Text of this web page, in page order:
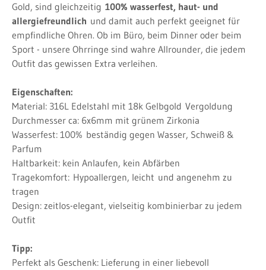
Gold, sind gleichzeitig 100% wasserfest, haut- und
allergiefreundlich und damit auch perfekt geeignet für
empfindliche Ohren. Ob im Büro, beim Dinner oder beim
Sport - unsere Ohrringe sind wahre Allrounder, die jedem
Outfit das gewissen Extra verleihen.
Eigenschaften:
Material: 316L Edelstahl mit 18k Gelbgold Vergoldung
Durchmesser ca: 6x6mm mit grünem Zirkonia
Wasserfest: 100% beständig gegen Wasser, Schweiß &
Parfum
Haltbarkeit: kein Anlaufen, kein Abfärben
Tragekomfort: Hypoallergen, leicht und angenehm zu
tragen
Design: zeitlos-elegant, vielseitig kombinierbar zu jedem
Outfit
Tipp:
Perfekt als Geschenk: Lieferung in einer liebevoll